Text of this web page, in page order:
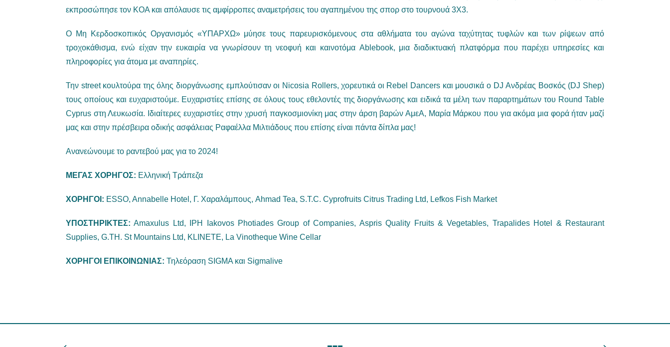
εκπροσώπησε τον ΚΟΑ και απόλαυσε τις αμφίρροπες αναμετρήσεις του αγαπημένου της σπορ στο τουρνουά 3Χ3.
O Μη Κερδοσκοπικός Οργανισμός «ΥΠΑΡΧΩ» μύησε τους παρευρισκόμενους στα αθλήματα του αγώνα ταχύτητας τυφλών και των ρίψεων από
τροχοκάθισμα, ενώ είχαν την ευκαιρία να γνωρίσουν τη νεοφυή και καινοτόμα Ablebook, μια διαδικτυακή πλατφόρμα που παρέχει υπηρεσίες και
πληροφορίες για άτομα με αναπηρίες.
Την street κουλτούρα της όλης διοργάνωσης εμπλούτισαν οι Nicosia Rollers, χορευτικά οι Rebel Dancers και μουσικά ο DJ Ανδρέας Βοσκός (DJ Shep)
τους οποίους και ευχαριστούμε. Ευχαριστίες επίσης σε όλους τους εθελοντές της διοργάνωσης και ειδικά τα μέλη των παραρτημάτων του Round Table
Cyprus στη Λευκωσία. Ιδιαίτερες ευχαριστίες στην χρυσή παγκοσμιονίκη μας στην άρση βαρών ΑμεΑ, Μαρία Μάρκου που για ακόμα μια φορά ήταν μαζί
μας και στην πρέσβειρα οδικής ασφάλειας Ραφαέλλα Μιλτιάδους που επίσης είναι πάντα δίπλα μας!
Ανανεώνουμε το ραντεβού μας για το 2024!
ΜΕΓΑΣ ΧΟΡΗΓΟΣ: Ελληνική Τράπεζα
ΧΟΡΗΓΟΙ: ESSO, Annabelle Hotel, Γ. Χαραλάμπους, Ahmad Tea, S.T.C. Cyprofruits Citrus Trading Ltd, Lefkos Fish Market
ΥΠΟΣΤΗΡΙΚΤΕΣ: Αmaxulus Ltd, IPH Iakovos Photiades Group of Companies, Aspris Quality Fruits & Vegetables, Trapalides Hotel & Restaurant
Supplies, G.TH. St Mountains Ltd, KLINETE, La Vinotheque Wine Cellar
ΧΟΡΗΓΟΙ ΕΠΙΚΟΙΝΩΝΙΑΣ: Τηλεόραση SIGMA και Sigmalive